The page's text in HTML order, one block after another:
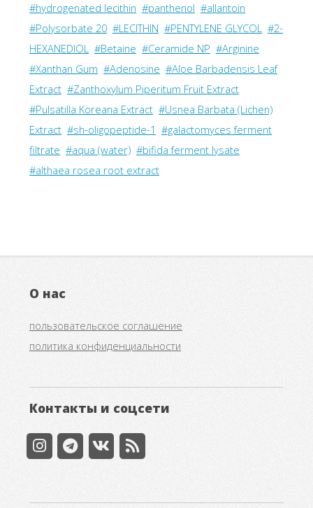
#hydrogenated lecithin #panthenol #allantoin
#Polysorbate 20 #LECITHIN #PENTYLENE GLYCOL #2-
HEXANEDIOL #Betaine #Ceramide NP #Arginine
#Xanthan Gum #Adenosine #Aloe Barbadensis Leaf
Extract #Zanthoxylum Piperitum Fruit Extract
#Pulsatilla Koreana Extract #Usnea Barbata (Lichen)
Extract #sh-oligopeptide-1 #galactomyces ferment
filtrate #aqua (water) #bifida ferment lysate
#althaea rosea root extract
О нас
пользовательское соглашение
политика конфиденциальности
Контакты и соцсети